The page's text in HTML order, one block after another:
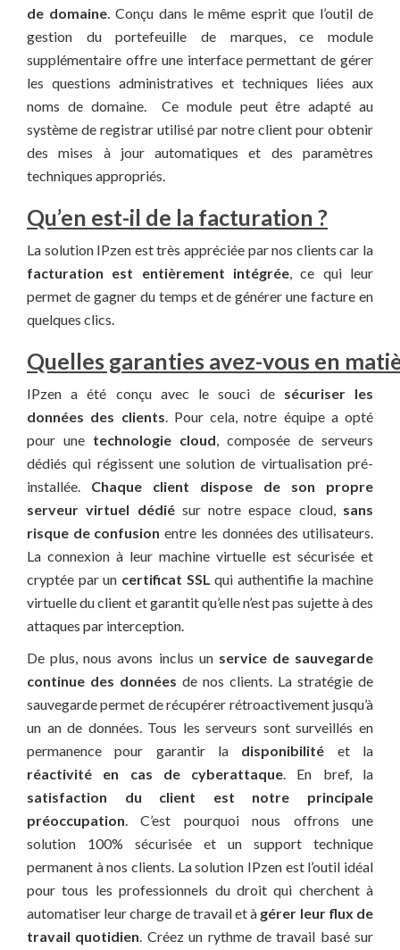
de domaine. Conçu dans le même esprit que l’outil de
gestion du portefeuille de marques, ce module
supplémentaire offre une interface permettant de gérer
les questions administratives et techniques liées aux
noms de domaine. Ce module peut être adapté au
système de registrar utilisé par notre client pour obtenir
des mises à jour automatiques et des paramètres
techniques appropriés.
Qu’en est-il de la facturation ?
La solution IPzen est très appréciée par nos clients car la
facturation est entièrement intégrée, ce qui leur
permet de gagner du temps et de générer une facture en
quelques clics.
Quelles garanties avez-vous en
IPzen a été conçu avec le souci de sécuriser les
données des clients. Pour cela, notre équipe a opté
pour une technologie cloud, composée de serveurs
dédiés qui régissent une solution de virtualisation pré-
installée. Chaque client dispose de son propre
serveur virtuel dédiésur notre espace cloud, sans
risque de confusion entre les données des utilisateurs.
La connexion à leur machine virtuelle est sécurisée et
cryptée par un certificat SSL qui authentifie la machine
virtuelle du client et garantit qu’elle n’est pas sujette à des
attaques par interception.
De plus, nous avons inclus un service de sauvegarde
continue des données de nos clients. La stratégie de
sauvegarde permet de récupérer rétroactivement jusqu’à
un an de données. Tous les serveurs sont surveillés en
permanence pour garantir la disponibilité et la
réactivité en cas de cyberattaque. En bref, la
satisfaction du client est notre principale
préoccupation. C’est pourquoi nous offrons une
solution 100% sécurisée et un support technique
permanent à nos clients. La solution IPzen est l’outil idéal
pour tous les professionnels du droit qui cherchent à
automatiser leur charge de travail et à gérer leur flux de
travail quotidien. Créez un rythme de travail basé sur